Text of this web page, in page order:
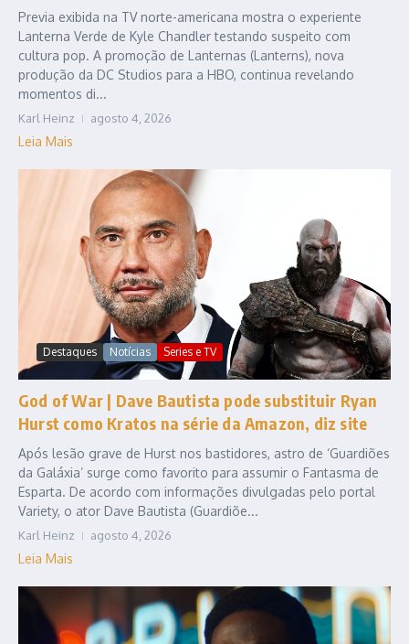
Previa exibida na TV norte-americana mostra o experiente
Lanterna Verde de Kyle Chandler testando suspeito com
cultura pop. A promoção de Lanternas (Lanterns), nova
produção da DC Studios para a HBO, continua revelando
momentos di...
Karl Heinz agosto 4, 2026
Leia Mais
Destaques Notícias Series e TV
God of War | Dave Bautista pode substituir Ryan
Hurst como Kratos na série da Amazon, diz site
Após lesão grave de Hurst nos bastidores, astro de ‘Guardiões
da Galáxia’ surge como favorito para assumir o Fantasma de
Esparta. De acordo com informações divulgadas pelo portal
Variety, o ator Dave Bautista (Guardiõe...
Karl Heinz agosto 4, 2026
Leia Mais